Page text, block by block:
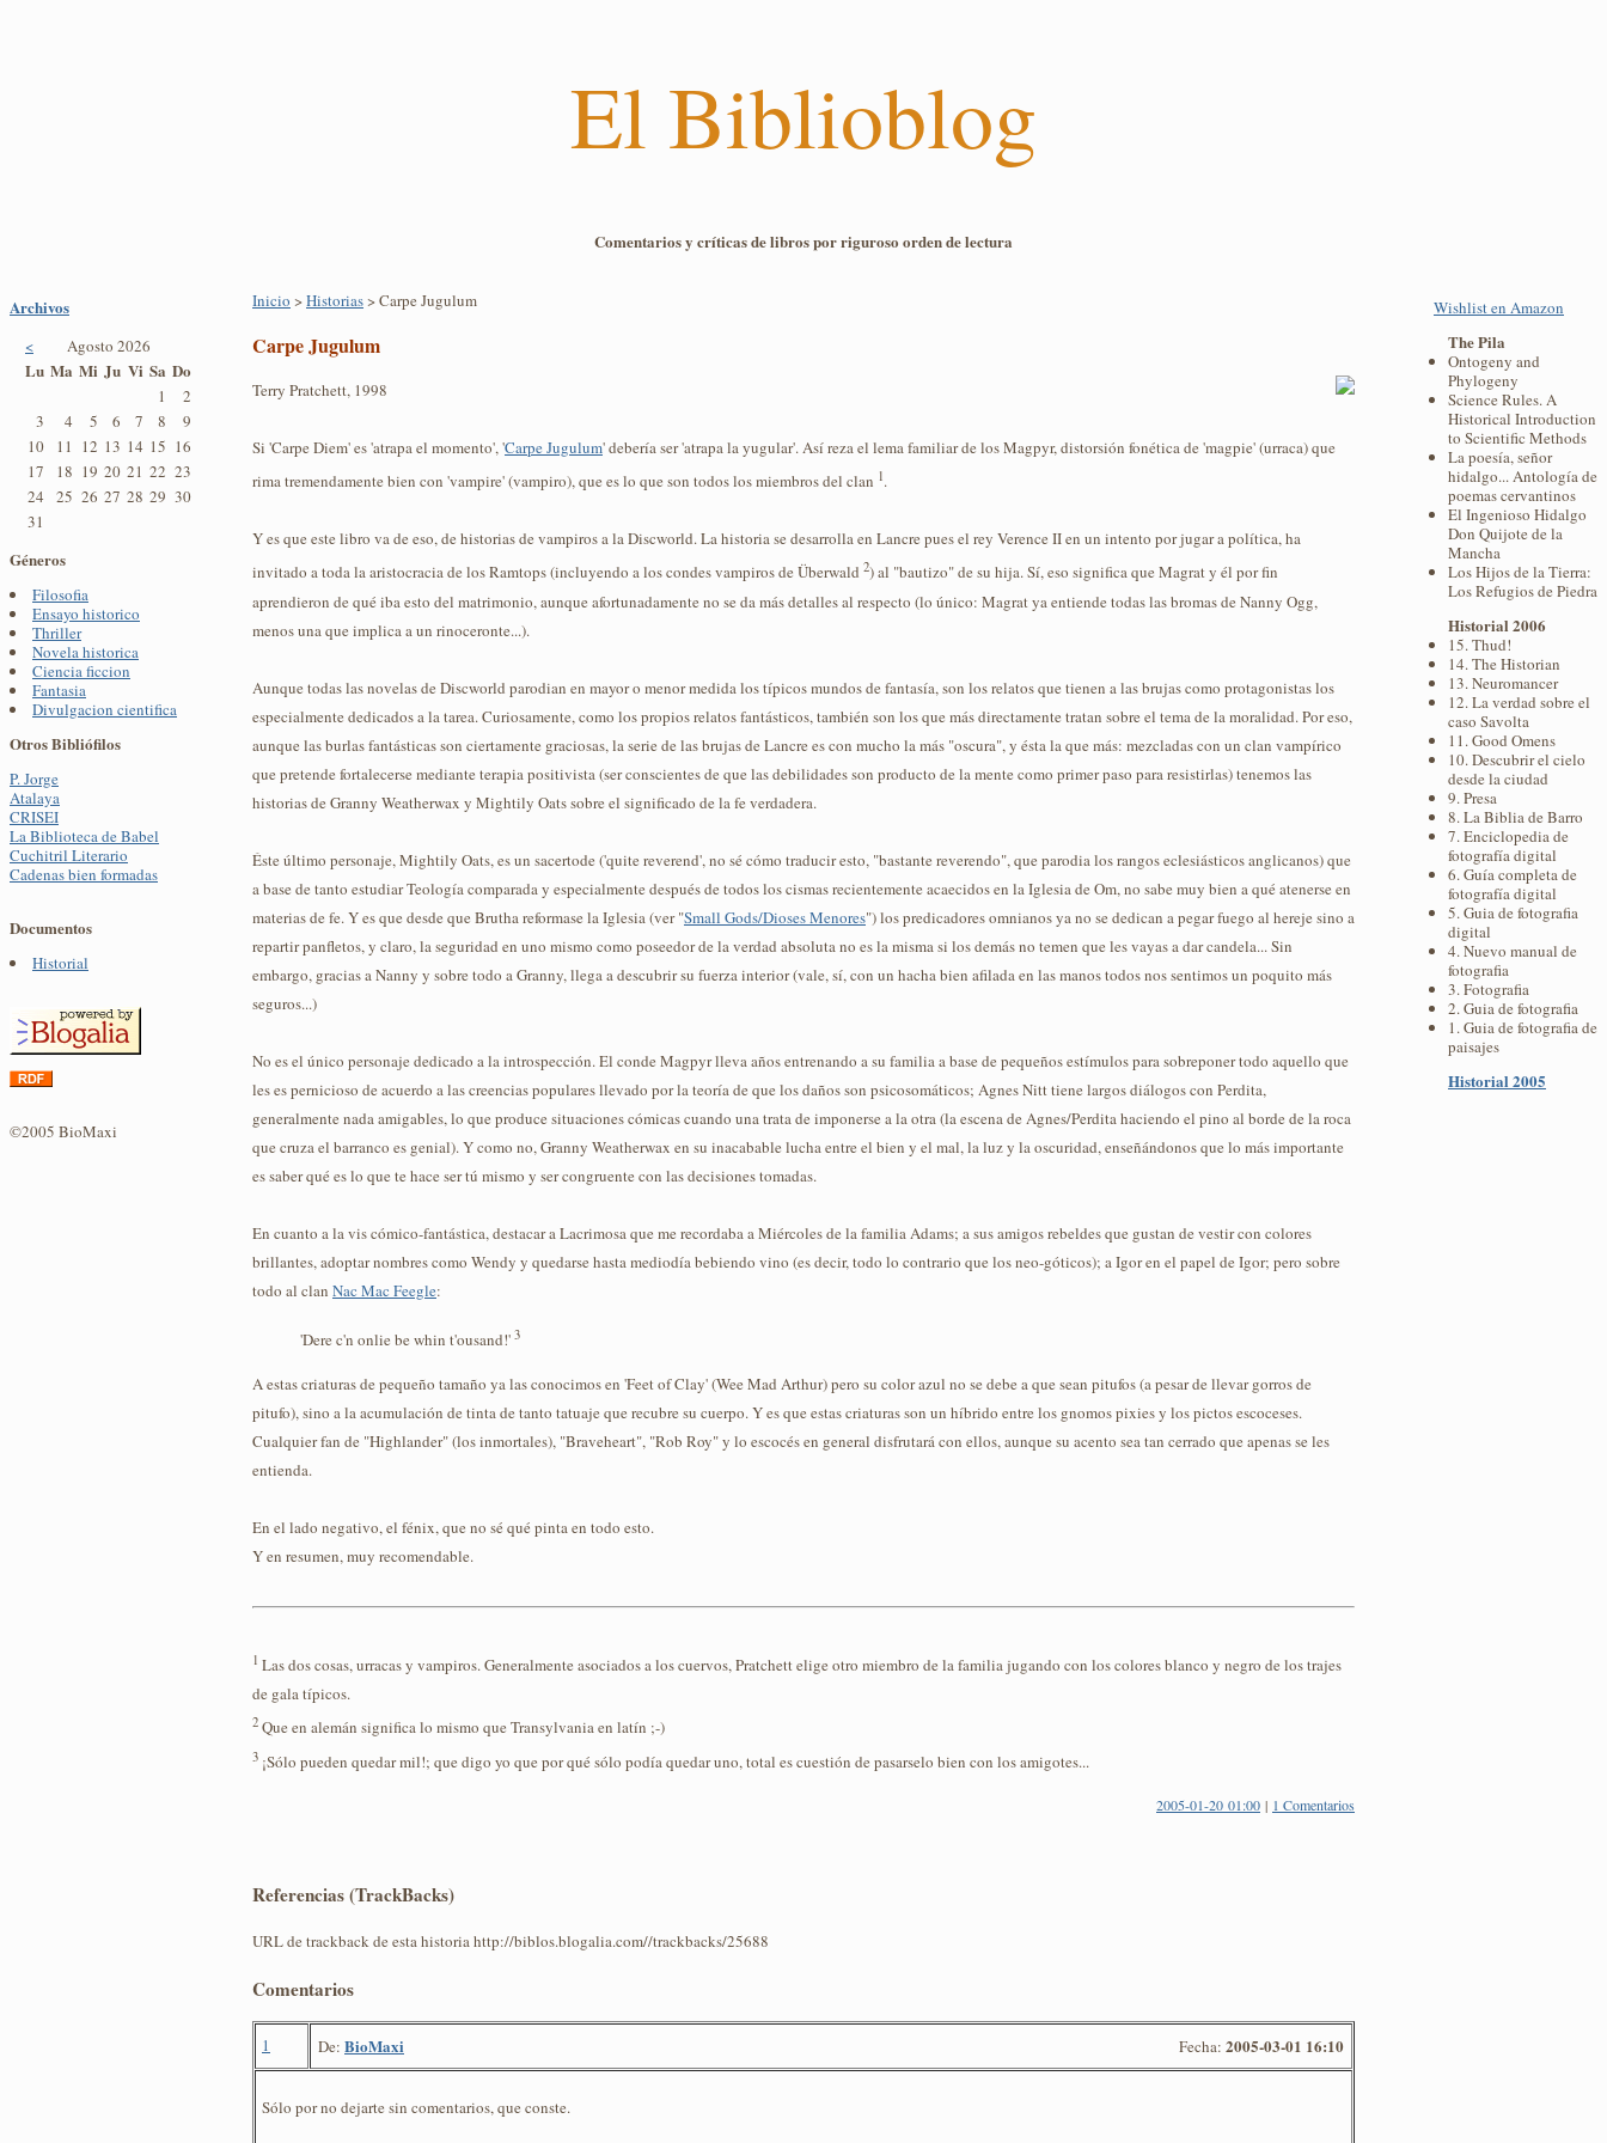
El Biblioblog
Comentarios y críticas de libros por riguroso orden de lectura
Archivos
< Agosto 2026
Lu Ma Mi Ju Vi Sa Do
1
2
3
4 5 6 7 8
9
10
11 12 13 14 15 16
17
18 19 20 21 22 23
24
25 26 27 28 29 30
31
Géneros
Filosofia
Ensayo historico
Thriller
Novela historica
Ciencia ficcion
Fantasia
Divulgacion cientifica
Otros Bibliófilos
P. Jorge
Atalaya
CRISEI
La Biblioteca de Babel
Cuchitril Literario
Cadenas bien formadas
Documentos
Historial
©2005 BioMaxi
Wishlist en Amazon
The Pila
Ontogeny and
Phylogeny
Science Rules. A
Historical Introduction
to Scientific Methods
La poesía, señor
hidalgo... Antología de
poemas cervantinos
El Ingenioso Hidalgo
Don Quijote de la
Mancha
Los Hijos de la Tierra:
Los Refugios de Piedra
Historial 2006
15. Thud!
14. The Historian
13. Neuromancer
12. La verdad sobre el
caso Savolta
11. Good Omens
10. Descubrir el cielo
desde la ciudad
9. Presa
8. La Biblia de Barro
7. Enciclopedia de
fotografía digital
6. Guía completa de
fotografía digital
5. Guia de fotografia
digital
4. Nuevo manual de
fotografia
3. Fotografia
2. Guia de fotografia
1. Guia de fotografia de
paisajes
Historial 2005
Inicio >Historias> Carpe Jugulum
Carpe Jugulum
Terry Pratchett, 1998
Si 'Carpe Diem' es 'atrapa el momento', 'Carpe Jugulum' debería ser 'atrapa la yugular'. Así reza el lema familiar de los Magpyr, distorsión fonética de 'magpie' (urraca) que
rima tremendamente bien con 'vampire' (vampiro), que es lo que son todos los miembros del clan 1.
Y es que este libro va de eso, de historias de vampiros a la Discworld. La historia se desarrolla en Lancre pues el rey Verence II en un intento por jugar a política, ha
invitado a toda la aristocracia de los Ramtops (incluyendo a los condes vampiros de Überwald 2) al "bautizo" de su hija. Sí, eso significa que Magrat y él por fin
aprendieron de qué iba esto del matrimonio, aunque afortunadamente no se da más detalles al respecto (lo único: Magrat ya entiende todas las bromas de Nanny Ogg,
menos una que implica a un rinoceronte...).
Aunque todas las novelas de Discworld parodian en mayor o menor medida los típicos mundos de fantasía, son los relatos que tienen a las brujas como protagonistas los
especialmente dedicados a la tarea. Curiosamente, como los propios relatos fantásticos, también son los que más directamente tratan sobre el tema de la moralidad. Por eso,
aunque las burlas fantásticas son ciertamente graciosas, la serie de las brujas de Lancre es con mucho la más "oscura", y ésta la que más: mezcladas con un clan vampírico
que pretende fortalecerse mediante terapia positivista (ser conscientes de que las debilidades son producto de la mente como primer paso para resistirlas) tenemos las
historias de Granny Weatherwax y Mightily Oats sobre el significado de la fe verdadera.
Éste último personaje, Mightily Oats, es un sacertode ('quite reverend', no sé cómo traducir esto, "bastante reverendo", que parodia los rangos eclesiásticos anglicanos) que
a base de tanto estudiar Teología comparada y especialmente después de todos los cismas recientemente acaecidos en la Iglesia de Om, no sabe muy bien a qué atenerse en
materias de fe. Y es que desde que Brutha reformase la Iglesia (ver "Small Gods/Dioses Menores") los predicadores omnianos ya no se dedican a pegar fuego al hereje sino a
repartir panfletos, y claro, la seguridad en uno mismo como poseedor de la verdad absoluta no es la misma si los demás no temen que les vayas a dar candela... Sin
embargo, gracias a Nanny y sobre todo a Granny, llega a descubrir su fuerza interior (vale, sí, con un hacha bien afilada en las manos todos nos sentimos un poquito más
seguros...)
No es el único personaje dedicado a la introspección. El conde Magpyr lleva años entrenando a su familia a base de pequeños estímulos para sobreponer todo aquello que
les es pernicioso de acuerdo a las creencias populares llevado por la teoría de que los daños son psicosomáticos; Agnes Nitt tiene largos diálogos con Perdita,
generalmente nada amigables, lo que produce situaciones cómicas cuando una trata de imponerse a la otra (la escena de Agnes/Perdita haciendo el pino al borde de la roca
que cruza el barranco es genial). Y como no, Granny Weatherwax en su inacabable lucha entre el bien y el mal, la luz y la oscuridad, enseñándonos que lo más importante
es saber qué es lo que te hace ser tú mismo y ser congruente con las decisiones tomadas.
En cuanto a la vis cómico-fantástica, destacar a Lacrimosa que me recordaba a Miércoles de la familia Adams; a sus amigos rebeldes que gustan de vestir con colores
brillantes, adoptar nombres como Wendy y quedarse hasta mediodía bebiendo vino (es decir, todo lo contrario que los neo-góticos); a Igor en el papel de Igor; pero sobre
todo al clan Nac Mac Feegle:
'Dere c'n onlie be whin t'ousand!' 3
A estas criaturas de pequeño tamaño ya las conocimos en 'Feet of Clay' (Wee Mad Arthur) pero su color azul no se debe a que sean pitufos (a pesar de llevar gorros de
pitufo), sino a la acumulación de tinta de tanto tatuaje que recubre su cuerpo. Y es que estas criaturas son un híbrido entre los gnomos pixies y los pictos escoceses.
Cualquier fan de "Highlander" (los inmortales), "Braveheart", "Rob Roy" y lo escocés en general disfrutará con ellos, aunque su acento sea tan cerrado que apenas se les
entienda.
En el lado negativo, el fénix, que no sé qué pinta en todo esto.
Y en resumen, muy recomendable.
1 Las dos cosas, urracas y vampiros. Generalmente asociados a los cuervos, Pratchett elige otro miembro de la familia jugando con los colores blanco y negro de los trajes
de gala típicos.
2 Que en alemán significa lo mismo que Transylvania en latín ;-)
3 ¡Sólo pueden quedar mil!; que digo yo que por qué sólo podía quedar uno, total es cuestión de pasarselo bien con los amigotes...
2005-01-20 01:00 | 1 Comentarios
Referencias (TrackBacks)
URL de trackback de esta historia http://biblos.blogalia.com//trackbacks/25688
Comentarios
1 De: BioMaxi Fecha: 2005-03-01 16:10
Sólo por no dejarte sin comentarios, que conste.